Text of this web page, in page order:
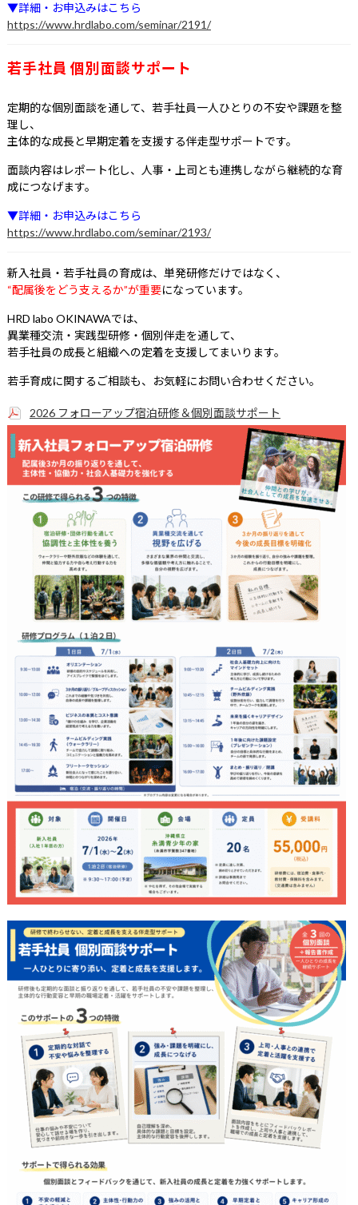
▼詳細・お申込みはこちら
https://www.hrdlabo.com/seminar/2191/
若手社員 個別面談サポート
定期的な個別面談を通して、若手社員一人ひとりの不安や課題を整
理し、
主体的な成長と早期定着を支援する伴走型サポートです。
面談内容はレポート化し、人事・上司とも連携しながら継続的な育
成につなげます。
▼詳細・お申込みはこちら
https://www.hrdlabo.com/seminar/2193/
新入社員・若手社員の育成は、単発研修だけではなく、
“配属後をどう支えるか”が重要になっています。
HRD labo OKINAWAでは、
異業種交流・実践型研修・個別伴走を通して、
若手社員の成長と組織への定着を支援してまいります。
若手育成に関するご相談も、お気軽にお問い合わせください。
2026 フォローアップ宿泊研修＆個別面談サポート